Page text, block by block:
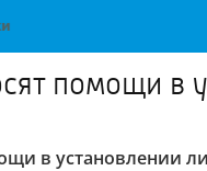
помощи в
в установлении